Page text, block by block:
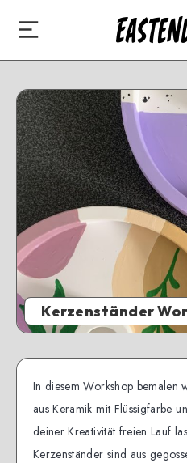
Kerzenständer
In diesem Workshop bemalen
aus Keramik mit Flüssigfarbe
deiner Kreativität freien Lauf
Kerzenständer sind aus